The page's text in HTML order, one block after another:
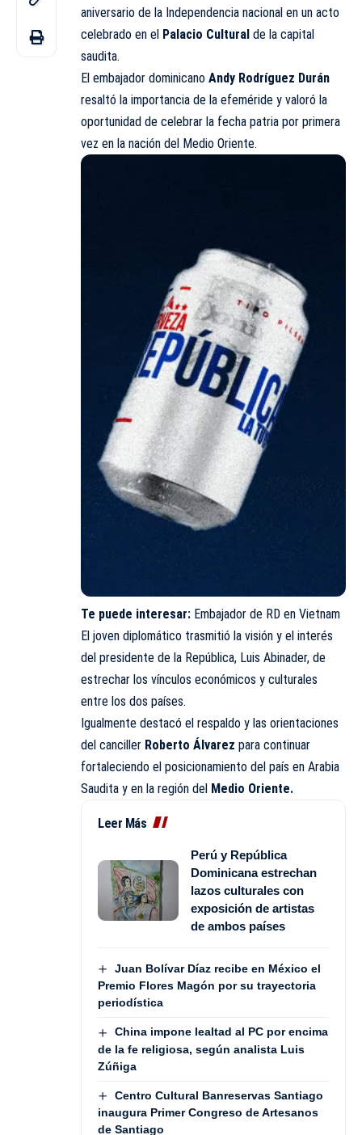
aniversario de la Independencia nacional en un acto
celebrado en el Palacio Cultural de la capital
saudita.
El embajador dominicano Andy Rodríguez Durán
resaltó la importancia de la efeméride y valoró la
oportunidad de celebrar la fecha patria por primera
vez en la nación del Medio Oriente.
Te puede interesar: Embajador de RD en Vietnam
El joven diplomático trasmitió la visión y el interés
del presidente de la República, Luis Abinader, de
estrechar los vínculos económicos y culturales
entre los dos países.
Igualmente destacó el respaldo y las orientaciones
del canciller Roberto Álvarez para continuar
fortaleciendo el posicionamiento del país en Arabia
Saudita y en la región del Medio Oriente.
Leer Más
Perú y República
Dominicana estrechan
lazos culturales con
exposición de artistas
de ambos países
Juan Bolívar Díaz recibe en México el
Premio Flores Magón por su trayectoria
periodística
China impone lealtad al PC por encima
de la fe religiosa, según analista Luis
Zúñiga
Centro Cultural Banreservas Santiago
inaugura Primer Congreso de Artesanos
de Santiago